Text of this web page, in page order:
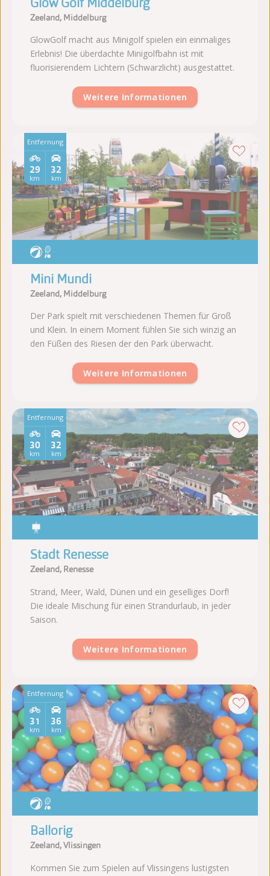
Entfernung
36
km
31
km
Ballorig
Zeeland, Vlissingen
Kommen Sie zum Spielen auf Vlissingens lustigsten
Zeeland, Middelburg
GlowGolf macht aus Minigolf spielen ein einmaliges
Erlebnis! Die überdachte Minigolfbahn ist mit
fluorisierendem Lichtern (Schwarzlicht) ausgestattet.
Weitere Informationen
Entfernung
32
km
30
km
Stadt Renesse
Zeeland, Renesse
Strand, Meer, Wald, Dünen und ein geselliges Dorf!
Die ideale Mischung für einen Strandurlaub, in jeder
Saison.
Weitere Informationen
Entfernung
32
km
29
km
Mini Mundi
Zeeland, Middelburg
Der Park spielt mit verschiedenen Themen für Groß
und Klein. In einem Moment fühlen Sie sich winzig an
den Füßen des Riesen der den Park überwacht.
Weitere Informationen